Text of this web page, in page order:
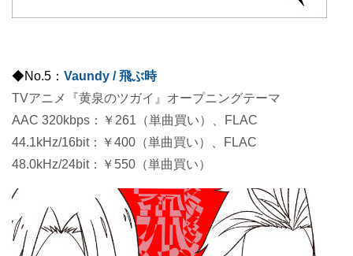
◆No.5： Vaundy / 飛ぶ時
TVアニメ『黄泉のツガイ』オープニングテーマ
AAC 320kbps：￥261（単曲買い）、FLAC
44.1kHz/16bit：￥400（単曲買い）、FLAC
48.0kHz/24bit：￥550（単曲買い）